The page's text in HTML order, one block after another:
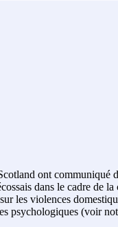
ont communiqué
dans le cadre de
les violences
psychologiques (voir